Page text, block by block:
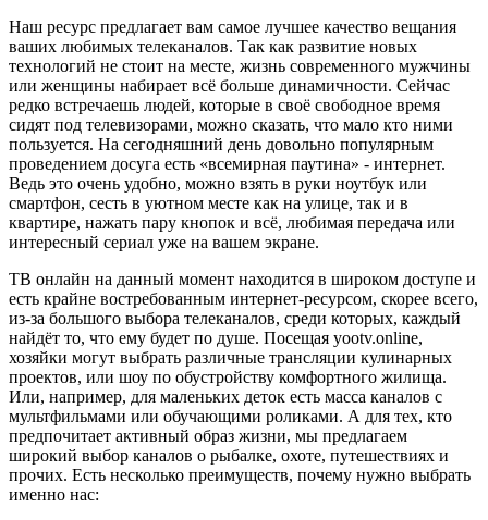
Наш ресурс предлагает вам самое лучшее качество вещания
ваших любимых телеканалов. Так как развитие новых
технологий не стоит на месте, жизнь современного мужчины
или женщины набирает всё больше динамичности. Сейчас
редко встречаешь людей, которые в своё свободное время
сидят под телевизорами, можно сказать, что мало кто ними
пользуется. На сегодняшний день довольно популярным
проведением досуга есть «всемирная паутина» - интернет.
Ведь это очень удобно, можно взять в руки ноутбук или
смартфон, сесть в уютном месте как на улице, так и в
квартире, нажать пару кнопок и всё, любимая передача или
интересный сериал уже на вашем экране.
ТВ онлайн на данный момент находится в широком доступе и
есть крайне востребованным интернет-ресурсом, скорее всего,
из-за большого выбора телеканалов, среди которых, каждый
найдёт то, что ему будет по душе. Посещая yootv.online,
хозяйки могут выбрать различные трансляции кулинарных
проектов, или шоу по обустройству комфортного жилища.
Или, например, для маленьких деток есть масса каналов с
мультфильмами или обучающими роликами. А для тех, кто
предпочитает активный образ жизни, мы предлагаем
широкий выбор каналов о рыбалке, охоте, путешествиях и
прочих. Есть несколько преимуществ, почему нужно выбрать
именно нас: